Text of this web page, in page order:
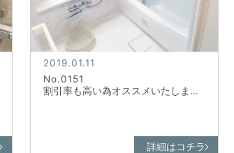
2019.01.11
No.0151
割引率も高い為オススメいたしま...
詳細はコチラ